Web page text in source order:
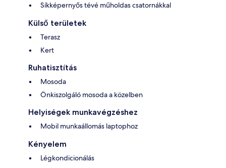
Síkképernyős tévé műholdas csatornákkal
Külső területek
Terasz
Kert
Ruhatisztítás
Mosoda
Önkiszolgáló mosoda a közelben
Helyiségek munkavégzéshez
Mobil munkaállomás laptophoz
Kényelem
Légkondicionálás